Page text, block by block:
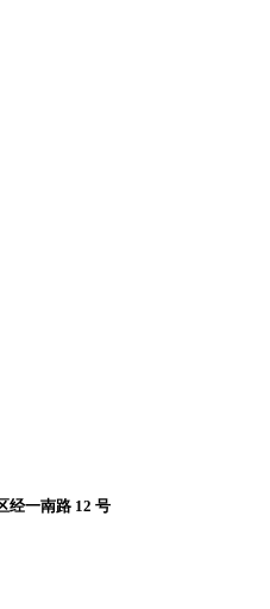
经一南路 12 号